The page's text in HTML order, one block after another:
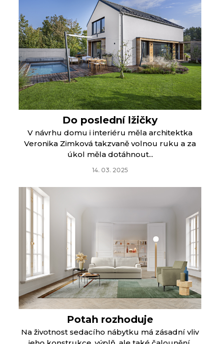
Do poslední lžičky
V návrhu domu i interiéru měla architektka
Veronika Zimková takzvaně volnou ruku a za
úkol měla dotáhnout...
14. 03. 2025
Potah rozhoduje
Na životnost sedacího nábytku má zásadní vliv